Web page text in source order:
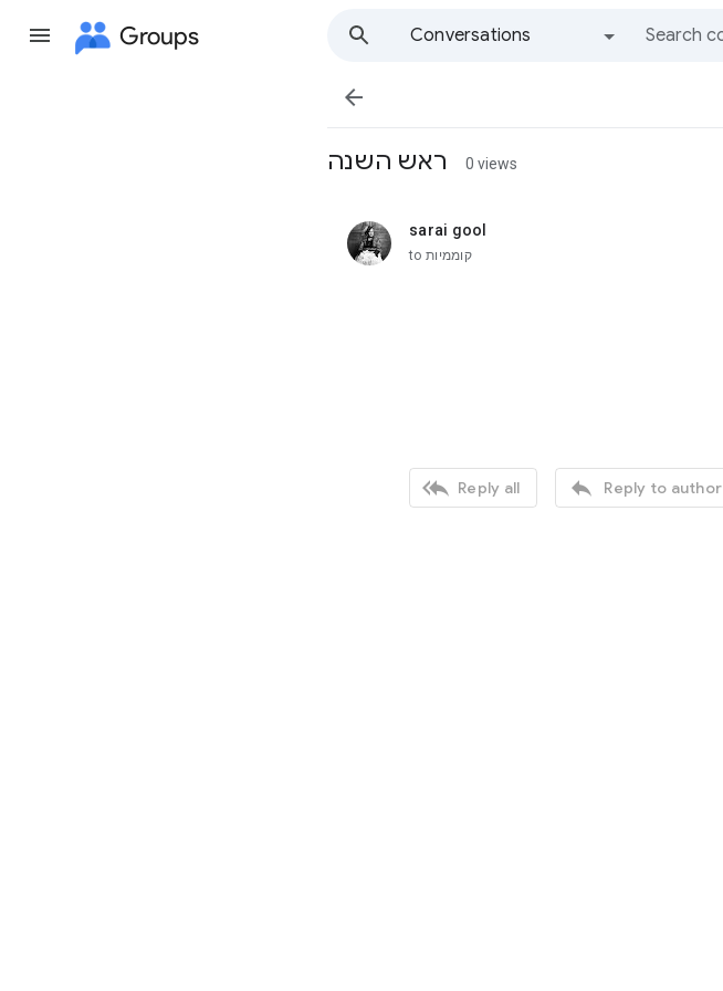
Groups
Conversations

ראש השנה 0 views
sarai gool
unread,
to קוממיות
 Reply all  Reply to author